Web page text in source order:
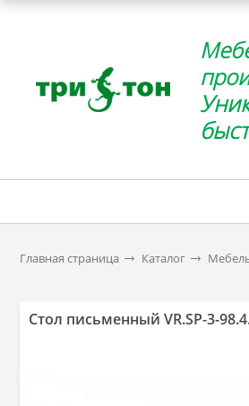
Главная страница Каталог
Стол письменный VR.SP-3-